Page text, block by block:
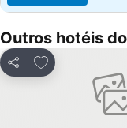
Outros hotéis
Partilhar
Adicionar aos